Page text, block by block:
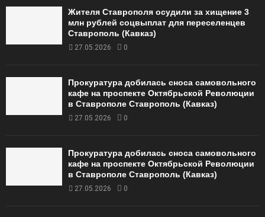
Жителя Ставрополя осудили за хищение 3
млн рублей соцвыплат для переселенцев
Ставрополь (Кавказ)
27.05.2026 0
Прокуратура добилась сноса самовольного
кафе на проспекте Октябрьской Революции
в Ставрополе Ставрополь (Кавказ)
27.05.2026 0
Прокуратура добилась сноса самовольного
кафе на проспекте Октябрьской Революции
в Ставрополе Ставрополь (Кавказ)
27.05.2026 0